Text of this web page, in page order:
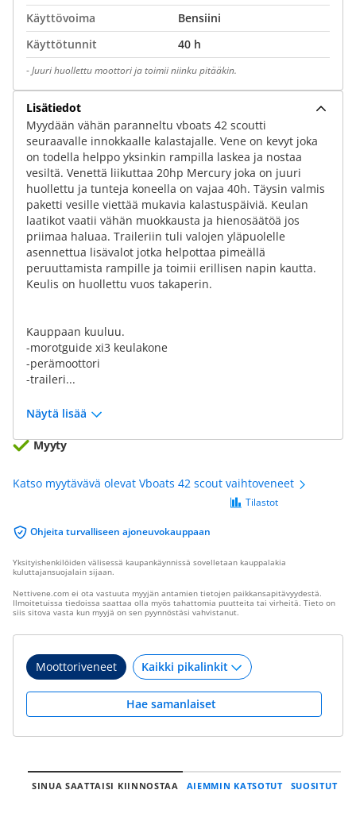
Käyttövoima
Bensiini
Käyttötunnit
40 h
-Juuri huollettu moottori ja toimii niinku pitääkin.
Lisätiedot
Myydään vähän paranneltu vboats 42 scoutti
seuraavalle innokkaalle kalastajalle. Vene on kevyt joka
on todella helppo yksinkin rampilla laskea ja nostaa
vesiltä. Venettä liikuttaa 20hp Mercury joka on juuri
huollettu ja tunteja koneella on vajaa 40h. Täysin valmis
paketti vesille viettää mukavia kalastuspäiviä. Keulan
laatikot vaatii vähän muokkausta ja hienosäätöä jos
priimaa haluaa. Traileriin tuli valojen yläpuolelle
asennettua lisävalot jotka helpottaa pimeällä
peruuttamista rampille ja toimii erillisen napin kautta.
Keulis on huollettu vuos takaperin.
Kauppaan kuuluu.
-morotguide xi3 keulakone
-perämoottori
-traileri...
Näytä lisää
Myyty
Katso myytävävä olevat Vboats 42 scout vaihtoveneet
Ohjeita turvalliseen ajoneuvokauppaan
Tilastot
Yksityishenkilöiden välisessä kaupankäynnissä sovelletaan kauppalakia
kuluttajansuojalain sijaan.
Nettivene.com ei ota vastuuta myyjän antamien tietojen paikkansapitävyydestä.
Ilmoitetuissa tiedoissa saattaa olla myös tahattomia puutteita tai virheitä. Tieto on
siis sitova vasta kun myyjä on sen pyynnöstäsi vahvistanut.
Moottoriveneet
Hae samanlaiset
SINUA SAATTAISI KIINNOSTAA AIEMMIN KATSOTUT SUOSITUT